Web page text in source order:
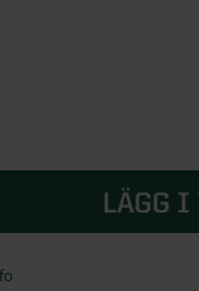
LÄGG I